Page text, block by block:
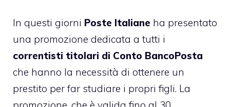
In questi giorni Poste Italiane ha presentato
una promozione dedicata a tutti i
correntisti titolari di Conto BancoPosta
che hanno la necessità di ottenere un
prestito per far studiare i propri figli. La